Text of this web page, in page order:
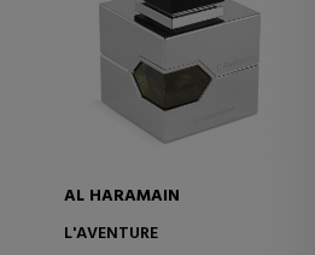
AL HARAMAIN
L'AVENTURE